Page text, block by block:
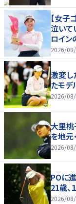
【女子
泣いて
ロイン
2026/
激変し
たモデ
2026/
大里桃
を地元
2026/
POに
21歳
2026/